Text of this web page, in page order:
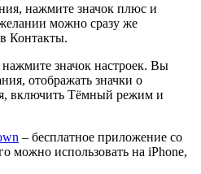
нажмите значок плюс и
можно сразу же
Контакты.
значок настроек. Вы
отображать значки о
включить Тёмный режим и
– бесплатное приложение со
можно использовать на iPhone,